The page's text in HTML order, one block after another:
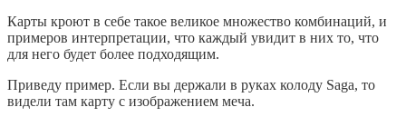
Карты кроют в себе такое великое множество комбинаций, и
примеров интерпретации, что каждый увидит в них то, что
для него будет более подходящим.
Приведу пример. Если вы держали в руках колоду Saga, то
видели там карту с изображением меча.